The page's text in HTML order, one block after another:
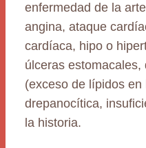
enfermedad de la
angina, ataque
cardíaca, hipo o
úlceras
(exceso de lípidos
drepanocítica,
la historia.